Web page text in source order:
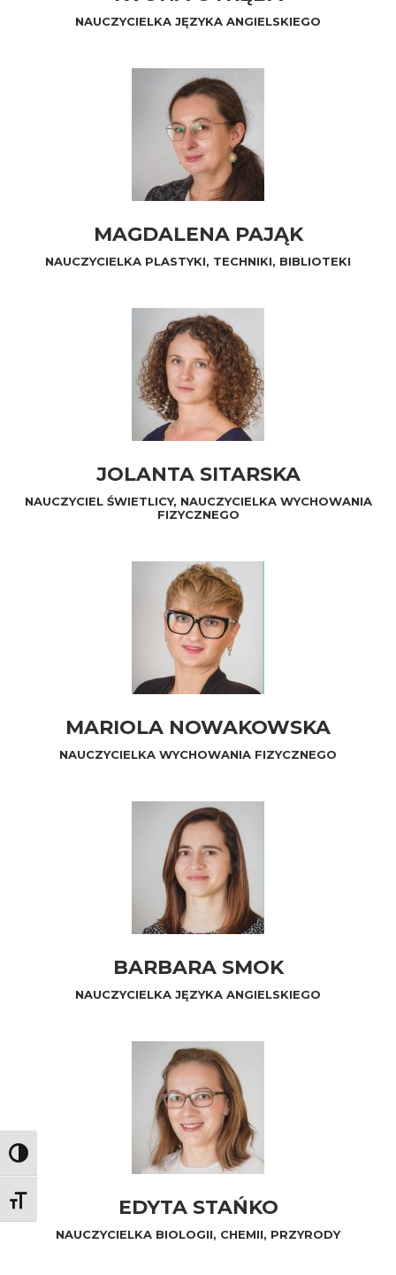
Toggle High Contrast
Toggle Font size
NAUCZYCIELKA JĘZYKA ANGIELSKIEGO
MAGDALENA PAJĄK
NAUCZYCIELKA PLASTYKI, TECHNIKI, BIBLIOTEKI
JOLANTA SITARSKA
NAUCZYCIEL ŚWIETLICY, NAUCZYCIELKA WYCHOWANIA
FIZYCZNEGO
MARIOLA NOWAKOWSKA
NAUCZYCIELKA WYCHOWANIA FIZYCZNEGO
BARBARA SMOK
NAUCZYCIELKA JĘZYKA ANGIELSKIEGO
EDYTA STAŃKO
NAUCZYCIELKA BIOLOGII, CHEMII, PRZYRODY